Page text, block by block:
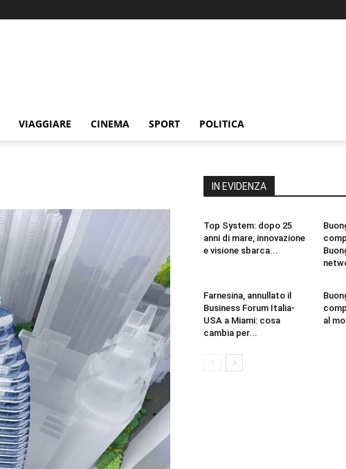
VIAGGIARE CINEMA SPORT POLITICA
IN EVIDENZA
Top System: dopo 25
anni di mare, innovazione
e visione sbarca...
Farnesina, annullato il
Business Forum Italia-
USA a Miami: cosa
cambia per...
al